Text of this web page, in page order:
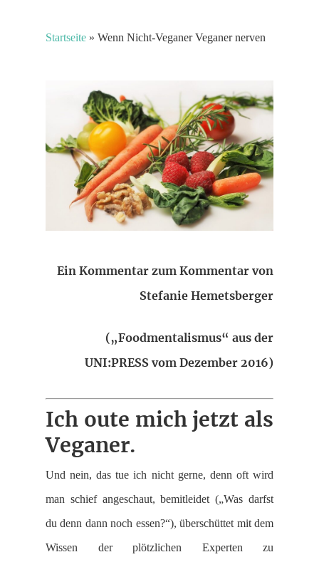
Startseite » Wenn Nicht-Veganer Veganer nerven
Ein Kommentar zum Kommentar von
Stefanie Hemetsberger
(„Foodmentalismus“ aus der
UNI:PRESS vom Dezember 2016)
Ich oute mich jetzt als
Veganer.
Und nein, das tue ich nicht gerne, denn oft wird
man schief angeschaut, bemitleidet („Was darfst
du denn dann noch essen?“), überschüttet mit dem
Wissen der plötzlichen Experten zu